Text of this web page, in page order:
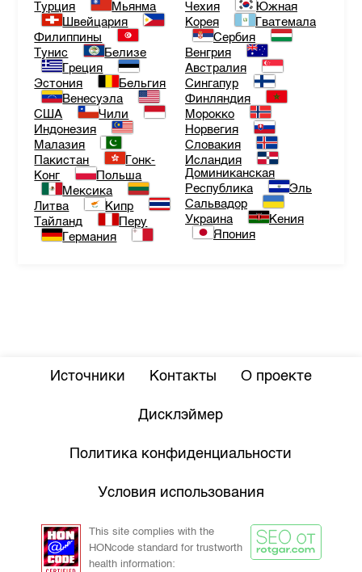
Турция
Мьянма
Швейцария
Филиппины
Тунис
Белизе
Греция
Эстония
Бельгия
Венесуэла
США
Чили
Индонезия
Малазия
Пакистан
Гонк-
Конг
Польша
Мексика
Литва
Кипр
Тайланд
Перу
Германия
Чехия
Южная
Корея
Гватемала
Сербия
Венгрия
Австралия
Сингапур
Финляндия
Морокко
Норвегия
Словакия
Исландия
Доминиканская
Республика
Эль
Сальвадор
Украина
Кения
Япония
Источники Контакты О проекте
Дисклэймер
Политика конфиденциальности
Условия использования
This site complies with the
HONcode standard for trustworth
health information: